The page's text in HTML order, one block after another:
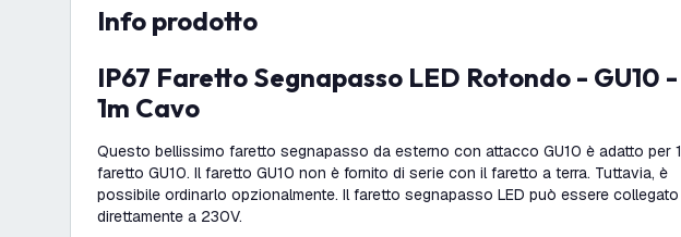
info prodotto
IP67 Faretto Segnapasso LED Rotondo - GU10 -
1m Cavo
Questo bellissimo faretto segnapasso da esterno con attacco GU10 è adatto per 1
faretto GU10. Il faretto GU10 non è fornito di serie con il faretto a terra. Tuttavia, è
possibile ordinarlo opzionalmente. Il faretto segnapasso LED può essere collegato
direttamente a 230V.